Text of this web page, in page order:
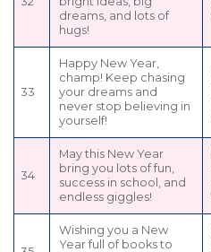
dreams, and lots of
hugs!
33
Happy New Year,
champ! Keep chasing
your dreams and
never stop believing in
yourself!
34
May this New Year
bring you lots of fun,
success in school, and
endless giggles!
Wishing you a New
Year full of books to